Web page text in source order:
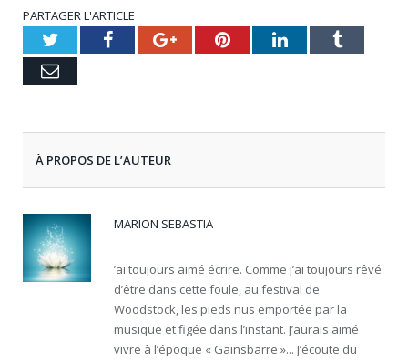
PARTAGER L'ARTICLE
TwitterFacebookGoogle+PinterestLinkedInTumblr
Email
À PROPOS DE L’AUTEUR
MARION SEBASTIA
’ai toujours aimé écrire. Comme j’ai toujours rêvé
d’être dans cette foule, au festival de
Woodstock, les pieds nus emportée par la
musique et figée dans l’instant. J’aurais aimé
vivre à l’époque « Gainsbarre »... J’écoute du